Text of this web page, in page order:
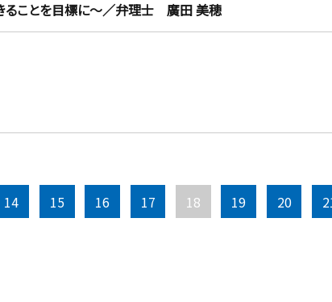
きることを目標に～／弁理士 廣田 美穂
14 15 16 17 18 19 20